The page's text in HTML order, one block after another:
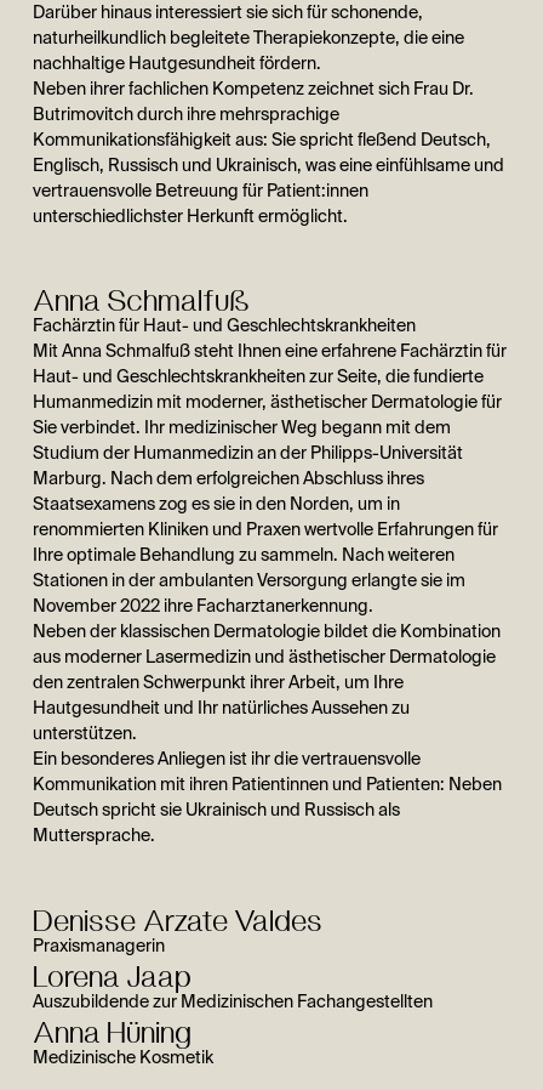
Darüber hinaus interessiert sie sich für schonende,
naturheilkundlich begleitete Therapiekonzepte, die eine
nachhaltige Hautgesundheit fördern.
Neben ihrer fachlichen Kompetenz zeichnet sich Frau Dr.
Butrimovitch durch ihre mehrsprachige
Kommunikationsfähigkeit aus: Sie spricht fleßend Deutsch,
Englisch, Russisch und Ukrainisch, was eine einfühlsame und
vertrauensvolle Betreuung für Patient:innen
unterschiedlichster Herkunft ermöglicht.
Anna Schmalfuß
Fachärztin für Haut- und Geschlechtskrankheiten
Mit Anna Schmalfuß steht Ihnen eine erfahrene Fachärztin für
Haut- und Geschlechtskrankheiten zur Seite, die fundierte
Humanmedizin mit moderner, ästhetischer Dermatologie für
Sie verbindet. Ihr medizinischer Weg begann mit dem
Studium der Humanmedizin an der Philipps-Universität
Marburg. Nach dem erfolgreichen Abschluss ihres
Staatsexamens zog es sie in den Norden, um in
renommierten Kliniken und Praxen wertvolle Erfahrungen für
Ihre optimale Behandlung zu sammeln. Nach weiteren
Stationen in der ambulanten Versorgung erlangte sie im
November 2022 ihre Facharztanerkennung.
Neben der klassischen Dermatologie bildet die Kombination
aus moderner Lasermedizin und ästhetischer Dermatologie
den zentralen Schwerpunkt ihrer Arbeit, um Ihre
Hautgesundheit und Ihr natürliches Aussehen zu
unterstützen.
Ein besonderes Anliegen ist ihr die vertrauensvolle
Kommunikation mit ihren Patientinnen und Patienten: Neben
Deutsch spricht sie Ukrainisch und Russisch als
Muttersprache.
Denisse Arzate Valdes
Praxismanagerin
Lorena Jaap
Auszubildende zur Medizinischen Fachangestellten
Anna Hüning
Medizinische Kosmetik